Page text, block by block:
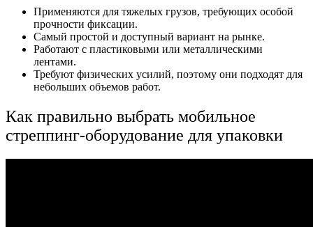
Применяются для тяжелых грузов, требующих особой
прочности фиксации.
Самый простой и доступный вариант на рынке.
Работают с пластиковыми или металлическими
лентами.
Требуют физических усилий, поэтому они подходят для
небольших объемов работ.
Как правильно выбрать мобильное
стреппинг-оборудование для упаковки